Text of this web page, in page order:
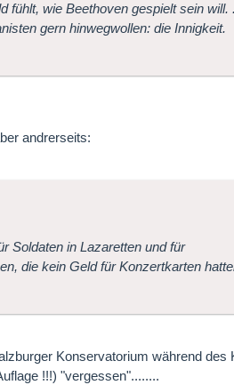
fühlt, wie Beethoven gespielt sein will.
gern hinwegwollen: die Innigkeit.
andrerseits:
Soldaten in Lazaretten und für
die kein Geld für Konzertkarten
Konservatorium während des
!!!) "vergessen"........